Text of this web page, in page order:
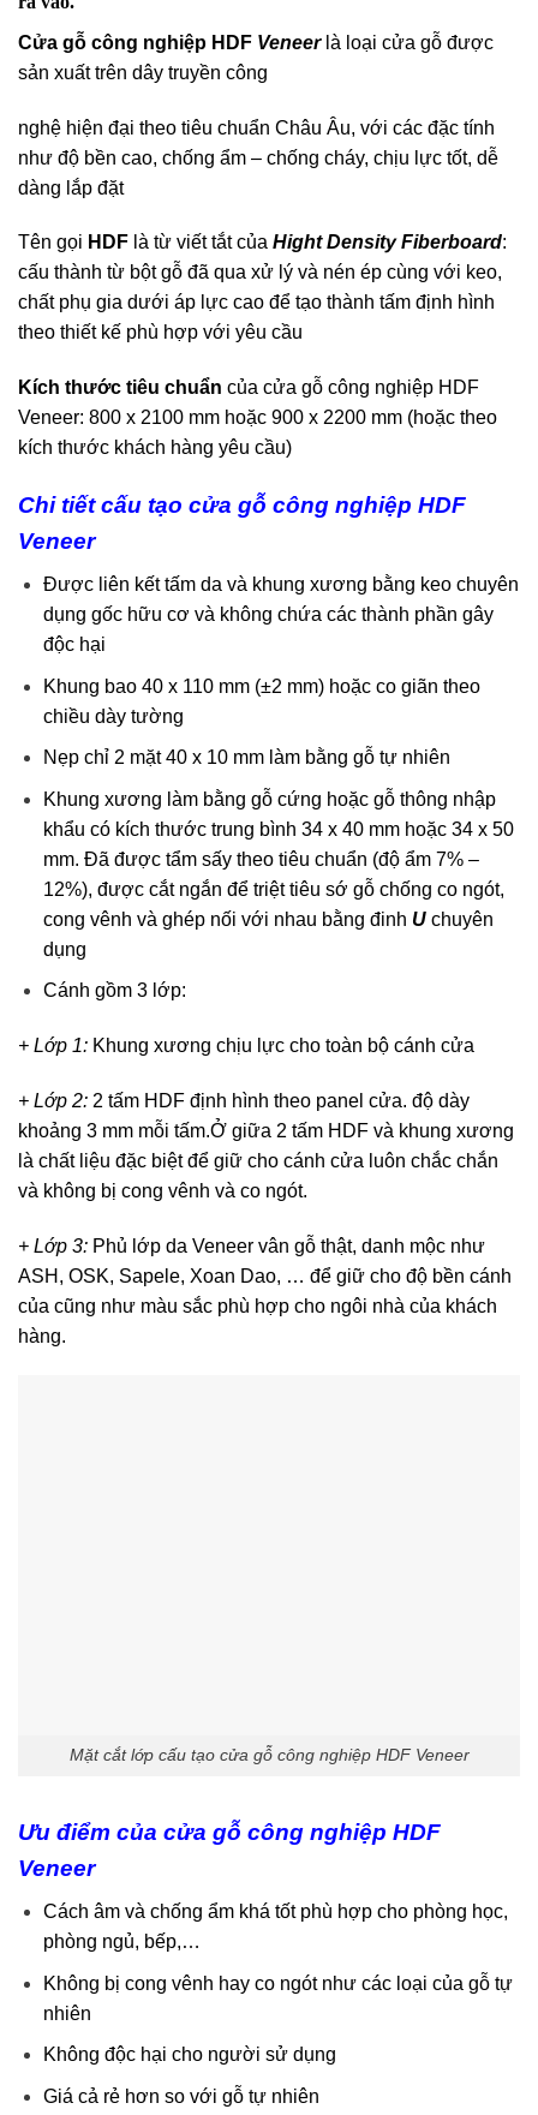
Cửa gỗ công nghiệp HDF Veneerlà loại cửa gỗ được
sản xuất trên dây truyền công
nghệ hiện đại theo tiêu chuẩn Châu Âu, với các đặc tính
như độ bền cao, chống ẩm – chống cháy, chịu lực tốt, dễ
dàng lắp đặt
Tên gọi HDF là từ viết tắt của Hight Density Fiberboard:
cấu thành từ bột gỗ đã qua xử lý và nén ép cùng với keo,
chất phụ gia dưới áp lực cao để tạo thành tấm định hình
theo thiết kế phù hợp với yêu cầu
Kích thước tiêu chuẩn của cửa gỗ công nghiệp HDF
Veneer: 800 x 2100 mm hoặc 900 x 2200 mm (hoặc theo
kích thước khách hàng yêu cầu)
Chi tiết cấu tạo cửa gỗ công nghiệp HDF
Veneer
Được liên kết tấm da và khung xương bằng keo chuyên
dụng gốc hữu cơ và không chứa các thành phần gây
độc hại
Khung bao 40 x 110 mm (±2 mm) hoặc co giãn theo
chiều dày tường
Nẹp chỉ 2 mặt 40 x 10 mm làm bằng gỗ tự nhiên
Khung xương làm bằng gỗ cứng hoặc gỗ thông nhập
khẩu có kích thước trung bình 34 x 40 mm hoặc 34 x 50
mm. Đã được tẩm sấy theo tiêu chuẩn (độ ẩm 7% –
12%), được cắt ngắn để triệt tiêu sớ gỗ chống co ngót,
cong vênh và ghép nối với nhau bằng đinh Uchuyên
dụng
Cánh gồm 3 lớp:
+ Lớp 1: Khung xương chịu lực cho toàn bộ cánh cửa
+ Lớp 2: 2 tấm HDF định hình theo panel cửa. độ dày
khoảng 3 mm mỗi tấm.Ở giữa 2 tấm HDF và khung xương
là chất liệu đặc biệt để giữ cho cánh cửa luôn chắc chắn
và không bị cong vênh và co ngót.
+ Lớp 3: Phủ lớp da Veneer vân gỗ thật, danh mộc như
ASH, OSK, Sapele, Xoan Dao, … để giữ cho độ bền cánh
của cũng như màu sắc phù hợp cho ngôi nhà của khách
hàng.
Mặt cắt lớp cấu tạo cửa gỗ công nghiệp HDF Veneer
Ưu điểm của cửa gỗ công nghiệp HDF
Veneer
Cách âm và chống ẩm khá tốt phù hợp cho phòng học,
phòng ngủ, bếp,…
Không bị cong vênh hay co ngót như các loại của gỗ tự
nhiên
Không độc hại cho người sử dụng
Giá cả rẻ hơn so với gỗ tự nhiên